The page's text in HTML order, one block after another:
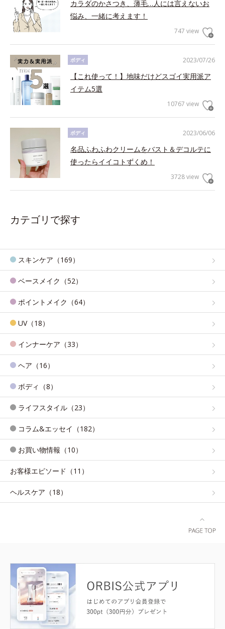
カラダのかさつき、薄毛…人には言えないお
悩み、一緒に考えます！
747 view
2023/07/26
ボディ
【これ使って！】地味だけどスゴイ実用派ア
イテム5選
10767 view
2023/06/06
ボディ
名品ふわふわクリームをバスト＆デコルテに
使ったらイイコトずくめ！
3728 view
カテゴリで探す
スキンケア（169）
ベースメイク（52）
ポイントメイク（64）
UV（18）
インナーケア（33）
ヘア（16）
ボディ（8）
ライフスタイル（23）
コラム&エッセイ（182）
お買い物情報（10）
お客様エピソード（11）
ヘルスケア（18）